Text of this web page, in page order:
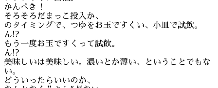
かんぺき！
そろそろだまっこ投入か、
のタイミングで、つゆをお玉ですくい、小皿で試飲。
ん!?
もう一度お玉ですくって試飲。
ん!?
美味しいは美味しい。濃いとか薄い、ということでもな
い。
どういったらいいのか、